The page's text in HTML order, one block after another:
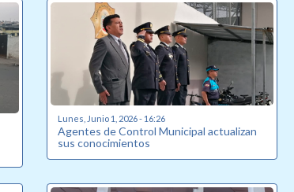
Lunes, Junio 1, 2026 - 16:26
Agentes de Control Municipal actualizan
sus conocimientos